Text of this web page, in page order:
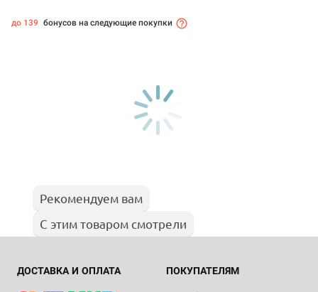
до 139 бонусов на следующие покупки
Рекомендуем вам
С этим товаром смотрели
ДОСТАВКА И ОПЛАТА ПОКУПАТЕЛЯМ